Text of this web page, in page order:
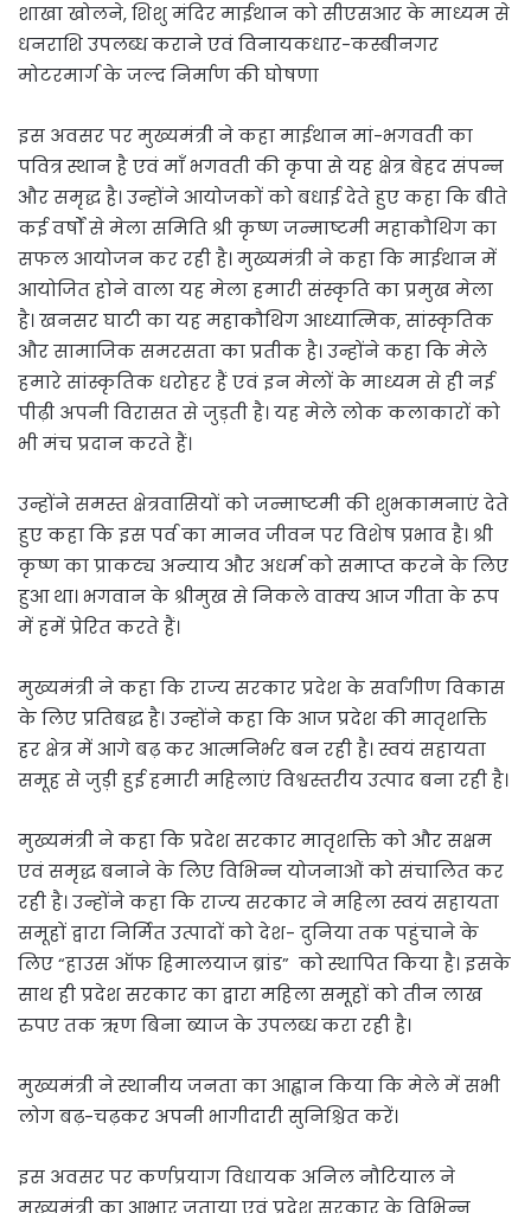
शाखा खोलने, शिशु मंदिर माईथान को सीएसआर के माध्यम से
धनराशि उपलब्ध कराने एवं विनायकधार-कस्बीनगर
मोटरमार्ग के जल्द निर्माण की घोषणा
इस अवसर पर मुख्यमंत्री ने कहा माईथान मां-भगवती का
पवित्र स्थान है एवं माँ भगवती की कृपा से यह क्षेत्र बेहद संपन्न
और समृद्ध है। उन्होंने आयोजकों को बधाई देते हुए कहा कि बीते
कई वर्षों से मेला समिति श्री कृष्ण जन्माष्टमी महाकौथिग का
सफल आयोजन कर रही है। मुख्यमंत्री ने कहा कि माईथान में
आयोजित होने वाला यह मेला हमारी संस्कृति का प्रमुख मेला
है। खनसर घाटी का यह महाकौथिग आध्यात्मिक, सांस्कृतिक
और सामाजिक समरसता का प्रतीक है। उन्होंने कहा कि मेले
हमारे सांस्कृतिक धरोहर हैं एवं इन मेलों के माध्यम से ही नई
पीढ़ी अपनी विरासत से जुड़ती है। यह मेले लोक कलाकारों को
भी मंच प्रदान करते हैं।
उन्होंने समस्त क्षेत्रवासियों को जन्माष्टमी की शुभकामनाएं देते
हुए कहा कि इस पर्व का मानव जीवन पर विशेष प्रभाव है। श्री
कृष्ण का प्राकट्य अन्याय और अधर्म को समाप्त करने के लिए
हुआ था। भगवान के श्रीमुख से निकले वाक्य आज गीता के रूप
में हमें प्रेरित करते हैं।
मुख्यमंत्री ने कहा कि राज्य सरकार प्रदेश के सर्वांगीण विकास
के लिए प्रतिबद्ध है। उन्होंने कहा कि आज प्रदेश की मातृशक्ति
हर क्षेत्र में आगे बढ़ कर आत्मनिर्भर बन रही है। स्वयं सहायता
समूह से जुड़ी हुई हमारी महिलाएं विश्वस्तरीय उत्पाद बना रही है।
मुख्यमंत्री ने कहा कि प्रदेश सरकार मातृशक्ति को और सक्षम
एवं समृद्ध बनाने के लिए विभिन्न योजनाओं को संचालित कर
रही है। उन्होंने कहा कि राज्य सरकार ने महिला स्वयं सहायता
समूहों द्वारा निर्मित उत्पादों को देश- दुनिया तक पहुंचाने के
लिए “हाउस ऑफ हिमालयाज ब्रांड” को स्थापित किया है। इसके
साथ ही प्रदेश सरकार का द्वारा महिला समूहों को तीन लाख
रुपए तक ऋण बिना ब्याज के उपलब्ध करा रही है।
मुख्यमंत्री ने स्थानीय जनता का आह्वान किया कि मेले में सभी
लोग बढ़-चढ़कर अपनी भागीदारी सुनिश्चित करें।
इस अवसर पर कर्णप्रयाग विधायक अनिल नौटियाल ने
मुख्यमंत्री का आभार जताया एवं प्रदेश सरकार के विभिन्न